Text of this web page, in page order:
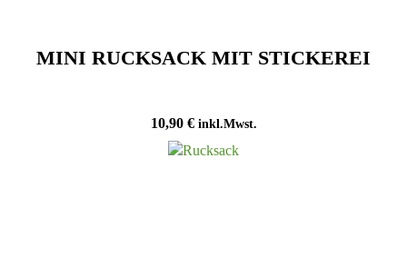
MINI RUCKSACK MIT STICKEREI
10,90 € inkl.Mwst.